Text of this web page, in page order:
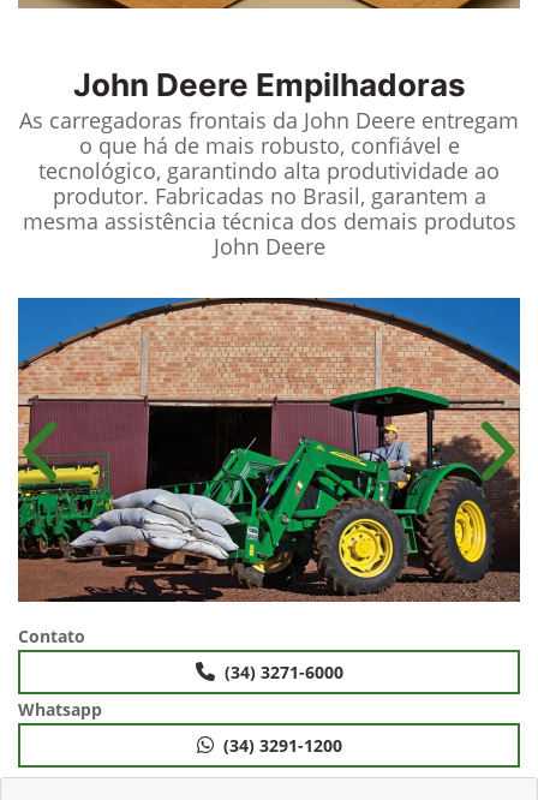
John Deere Empilhadoras
As carregadoras frontais da John Deere entregam
o que há de mais robusto, confiável e
tecnológico, garantindo alta produtividade ao
produtor. Fabricadas no Brasil, garantem a
mesma assistência técnica dos demais produtos
John Deere
Anterior
Contato
(34) 3271-6000
Whatsapp
(34) 3291-1200